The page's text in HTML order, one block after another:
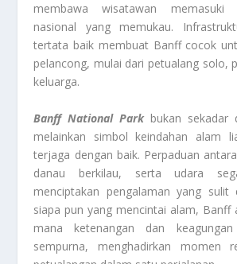
membawa wisatawan memasuki
nasional yang memukau.
tertata baik membuat Banff cocok
pelancong, mulai dari petualang solo,
keluarga.
Banff National Parkbukan sekadar
melainkan simbol keindahan alam
terjaga dengan baik. Perpaduan
danau berkilau, serta udara
menciptakan pengalaman yang sulit
siapa pun yang mencintai alam, Banff
mana ketenangan dan
sempurna, menghadirkan momen